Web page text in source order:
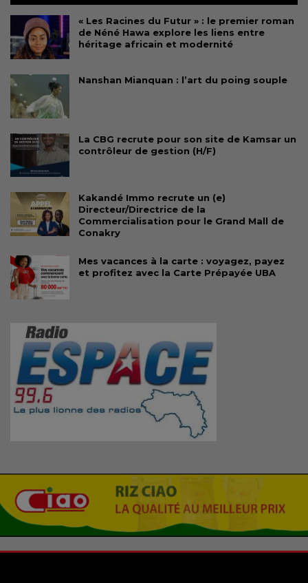
« Les Racines du Futur » : le premier roman
de Néné Hawa explore les liens entre
héritage africain et modernité
Nanshan Mianquan : l’art du poing souple
La CBG recrute pour son site de Kamsar un
contrôleur de gestion (H/F)
Kakandé Immo recrute un (e)
Directeur/Directrice de la
Commercialisation pour le Grand Mall de
Conakry
Mes vacances à la carte : voyagez, payez
et profitez avec la Carte Prépayée UBA